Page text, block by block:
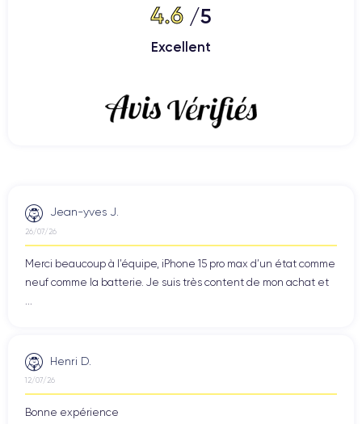
4.6 /5
Excellent
Jean-yves J.
26/07/26
Merci beaucoup à l’équipe, iPhone 15 pro max d’un état comme
neuf comme la batterie. Je suis très content de mon achat et
Henri D.
12/07/26
Bonne expérience